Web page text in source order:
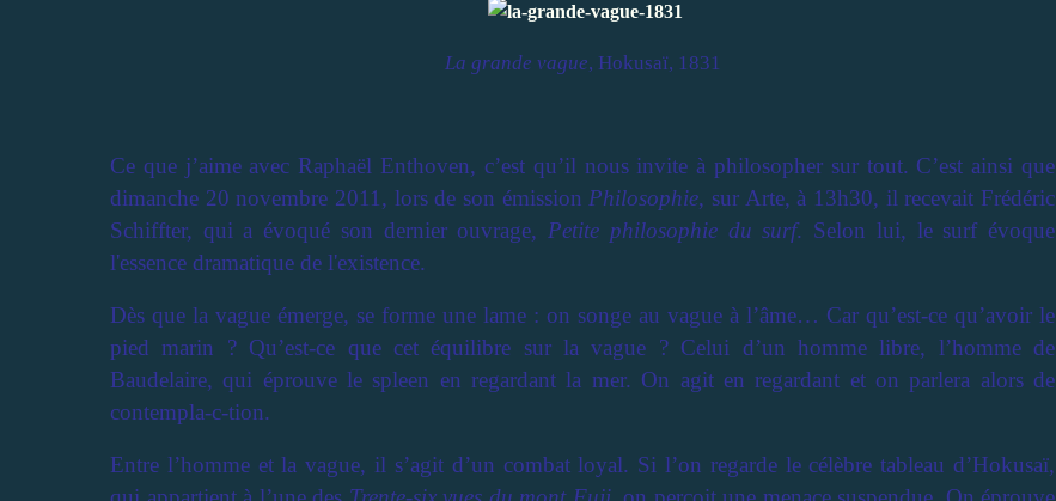
La grande vague, Hokusaï, 1831
Ce que j’aime avec Raphaël Enthoven, c’est qu’il nous invite à philosopher sur tout. C’est ainsi que
dimanche 20 novembre 2011, lors de son émission Philosophie, sur Arte, à 13h30, il recevait Frédéric
Schiffter, qui a évoqué son dernier ouvrage, Petite philosophie du surf. Selon lui, le surf évoque
l'essence dramatique de l'existence.
Dès que la vague émerge, se forme une lame : on songe au vague à l’âme… Car qu’est-ce qu’avoir le
pied marin ? Qu’est-ce que cet équilibre sur la vague ? Celui d’un homme libre, l’homme de
Baudelaire, qui éprouve le spleen en regardant la mer. On agit en regardant et on parlera alors de
contempla-c-tion.
Entre l’homme et la vague, il s’agit d’un combat loyal. Si l’on regarde le célèbre tableau d’Hokusaï,